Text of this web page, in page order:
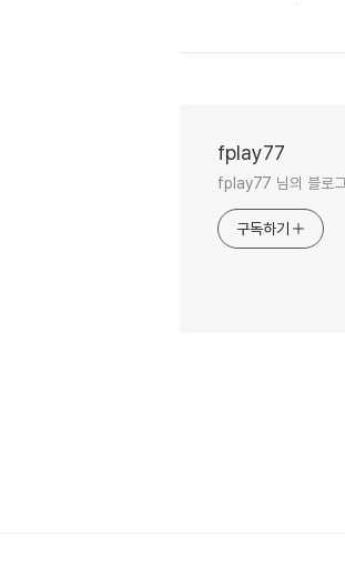
fplay77
fplay77 님의 블로
구독하기